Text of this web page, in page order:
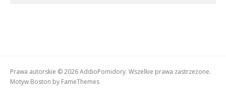
Prawa autorskie © 2026 AddioPomidory. Wszelkie prawa zastrzeżone.
Motyw Boston by FameThemes